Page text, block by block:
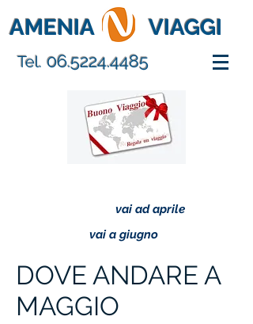
AMENIA VIAGGI
Tel. 06.5224.4485
vai ad aprile
vai a giugno
DOVE ANDARE A
MAGGIO